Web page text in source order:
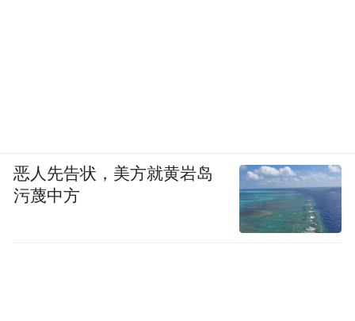
恶人先告状，美方就黄岩岛
污蔑中方